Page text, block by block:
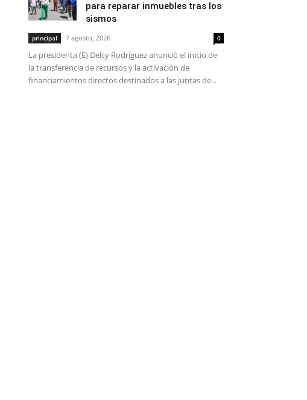
para reparar inmuebles tras los
sismos
principal 7 agosto, 2026 0
La presidenta (E) Delcy Rodríguez anunció el inicio de
la transferencia de recursos y la activación de
financiamientos directos destinados a las juntas de...